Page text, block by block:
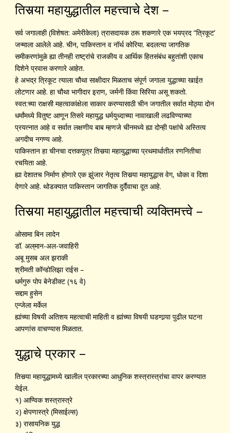
तिसर्‍या महायुद्धातील महत्त्वाचे देश –
सर्व जगालाही (विशेषत: अमेरीकेला) त्रासदायक ठरू शकणारे एक भयप्रद “त्रिकूट’
जन्माला आलेले आहे. चीन, पाकिस्तान व नॉर्थ कोरिया. बदलत्या जागतिक
समीकरणांमुळे ह्या तीनही राष्ट्रांचे राजकीय व आर्थिक हितसंबंध बहुतांशी एकाच
दिशेने प्रवास करणारे आहेत.
हे अभद्र त्रिकूट त्याला चौथा साक्षीदार मिळताच संपूर्ण जगाला युद्धाच्या खाईत
लोटणार आहे. हा चौथा भागीदार इराण, जर्मनी किंवा सिरिया असू शकतो.
स्वत:च्या राक्षसी महत्वाकांक्षेला साकार करण्यासाठी चीन जगातील सर्वात मोठ्या दोन
धर्मांमध्ये वितुष्ट आणून तिसरे महायुद्ध धर्मयुध्दाच्या नावाखाली लढविण्याच्या
प्रयत्नात आहे व सर्वात लक्षणीय बाब म्हणजे चीनमध्ये ह्या दोन्ही पक्षांचे अस्तित्व
अगदीच नगण्य आहे.
पाकिस्तान हा चीनचा दत्तकपुत्र तिसर्‍या महायुद्धाच्या प्रथमार्धातील रणनितीचा
रचयिता आहे.
ह्या देशातच निर्माण होणारे एक झुंजार नेतृत्व तिसर्‍या महायुद्धास वेग, धोका व दिशा
देणारे आहे. थोडक्यात पाकिस्तान जागतिक दुर्दैवाचा दूत आहे.
तिसर्‍या महायुद्धातील महत्त्वाची व्यक्तिमत्त्वे –
ओसामा बिन लादेन
डॉ. अल्‌मान-अल-जवाहिरी
अबू मुसब अल झराकी
श्रीमती कॉन्डोलिझा राईस –
धर्मगुरु पोप बेनेडीक्ट (१६ वे)
सद्दाम हुसेन
एन्जेला मर्केल
ह्यांच्या विषयी अतिशय महत्वाची माहिती व ह्यांच्या विषयी घडणार्‍या पुढील घटना
आपणांस वाचण्यास मिळतात.
युद्धाचे प्रकार –
तिसर्‍या महायुद्धामध्ये खालील प्रकारच्या आधुनिक शस्त्रास्त्रांचा वापर करण्यात
येईल.
१) आण्विक शस्त्रास्त्रे
२) क्षेपणास्त्रे (मिसाईल्स)
३) रासायनिक युद्ध